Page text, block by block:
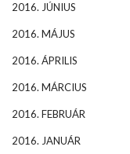
2016. JÚNIUS
2016. MÁJUS
2016. ÁPRILIS
2016. MÁRCIUS
2016. FEBRUÁR
2016. JANUÁR